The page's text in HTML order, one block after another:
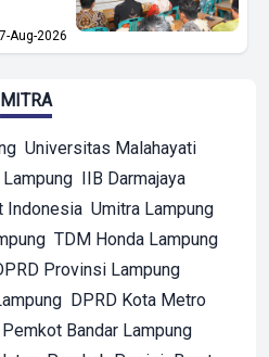
Aug-2026
MITRA
Universitas Malahayati
IIB Darmajaya
Indonesia Umitra Lampung
TDM Honda Lampung
Provinsi Lampung
DPRD Kota Metro
Pemkot Bandar Lampung